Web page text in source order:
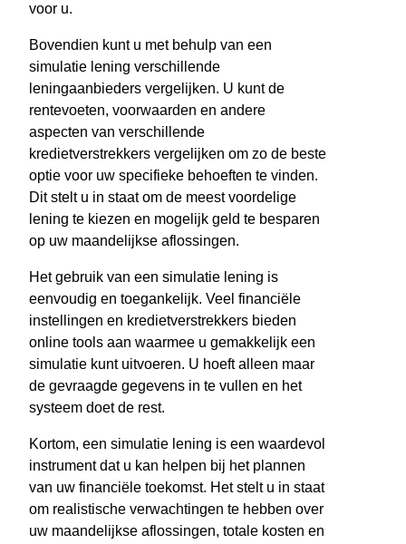
voor u.
Bovendien kunt u met behulp van een
simulatie lening verschillende
leningaanbieders vergelijken. U kunt de
rentevoeten, voorwaarden en andere
aspecten van verschillende
kredietverstrekkers vergelijken om zo de beste
optie voor uw specifieke behoeften te vinden.
Dit stelt u in staat om de meest voordelige
lening te kiezen en mogelijk geld te besparen
op uw maandelijkse aflossingen.
Het gebruik van een simulatie lening is
eenvoudig en toegankelijk. Veel financiële
instellingen en kredietverstrekkers bieden
online tools aan waarmee u gemakkelijk een
simulatie kunt uitvoeren. U hoeft alleen maar
de gevraagde gegevens in te vullen en het
systeem doet de rest.
Kortom, een simulatie lening is een waardevol
instrument dat u kan helpen bij het plannen
van uw financiële toekomst. Het stelt u in staat
om realistische verwachtingen te hebben over
uw maandelijkse aflossingen, totale kosten en